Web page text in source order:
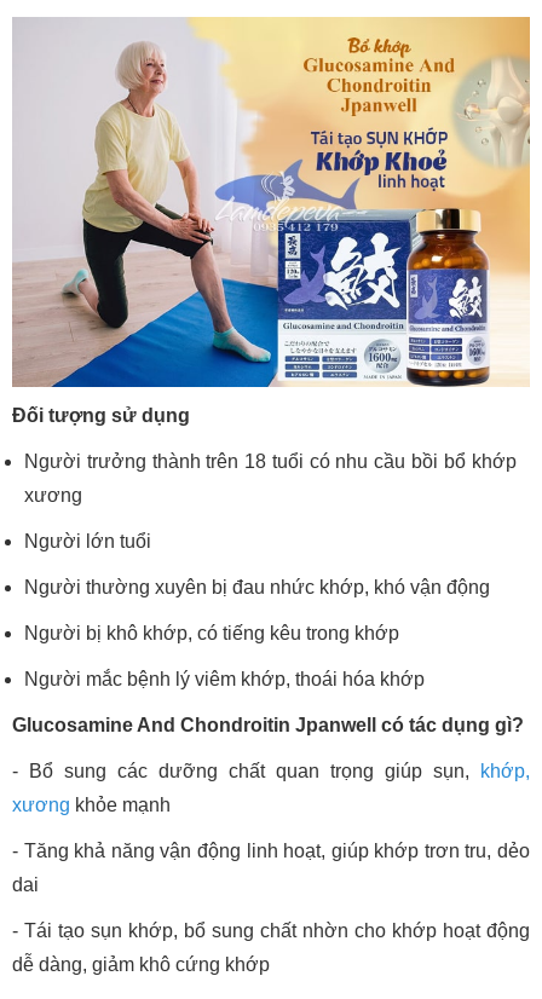
Đối tượng sử dụng
Người trưởng thành trên 18 tuổi có nhu cầu bồi bổ khớp
xương
Người lớn tuổi
Người thường xuyên bị đau nhức khớp, khó vận động
Người bị khô khớp, có tiếng kêu trong khớp
Người mắc bệnh lý viêm khớp, thoái hóa khớp
Glucosamine And Chondroitin Jpanwell có tác dụng gì?
- Bổ sung các dưỡng chất quan trọng giúp sụn,
khớp,
xương khỏe mạnh
- Tăng khả năng vận động linh hoạt, giúp khớp trơn tru, dẻo
dai
- Tái tạo sụn khớp, bổ sung chất nhờn cho khớp hoạt động
dễ dàng, giảm khô cứng khớp